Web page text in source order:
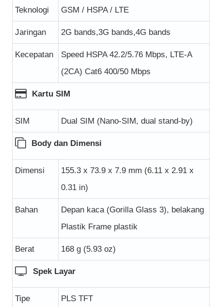
Teknologi GSM / HSPA / LTE
Jaringan 2G bands,3G bands,4G bands
Kecepatan
Speed HSPA 42.2/5.76 Mbps, LTE-A
(2CA) Cat6 400/50 Mbps
Kartu SIM
SIM Dual SIM (Nano-SIM, dual stand-by)
Body dan Dimensi
Dimensi
155.3 x 73.9 x 7.9 mm (6.11 x 2.91 x
0.31 in)
Bahan
Depan kaca (Gorilla Glass 3), belakang
Plastik Frame plastik
Berat 168 g (5.93 oz)
Spek Layar
Tipe PLS TFT